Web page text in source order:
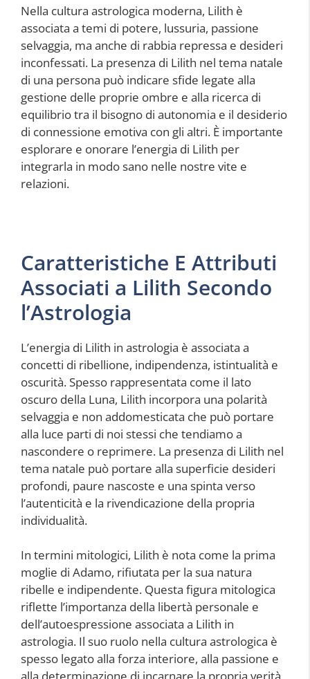
Nella cultura astrologica moderna, Lilith è
associata a temi di potere, lussuria, passione
selvaggia, ma anche di rabbia repressa e desideri
inconfessati. La presenza di Lilith nel tema natale
di una persona può indicare sfide legate alla
gestione delle proprie ombre e alla ricerca di
equilibrio tra il bisogno di autonomia e il desiderio
di connessione emotiva con gli altri. È importante
esplorare e onorare l’energia di Lilith per
integrarla in modo sano nelle nostre vite e
relazioni.
Caratteristiche E Attributi
Associati a Lilith Secondo
l’Astrologia
L’energia di Lilith in astrologia è associata a
concetti di ribellione, indipendenza, istintualità e
oscurità. Spesso rappresentata come il lato
oscuro della Luna, Lilith incorpora una polarità
selvaggia e non addomesticata che può portare
alla luce parti di noi stessi che tendiamo a
nascondere o reprimere. La presenza di Lilith nel
tema natale può portare alla superficie desideri
profondi, paure nascoste e una spinta verso
l’autenticità e la rivendicazione della propria
individualità.
In termini mitologici, Lilith è nota come la prima
moglie di Adamo, rifiutata per la sua natura
ribelle e indipendente. Questa figura mitologica
riflette l’importanza della libertà personale e
dell’autoespressione associata a Lilith in
astrologia. Il suo ruolo nella cultura astrologica è
spesso legato alla forza interiore, alla passione e